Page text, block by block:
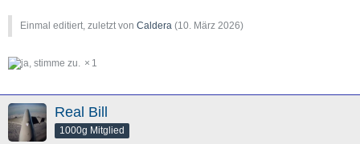
Einmal editiert, zuletzt von Caldera (10. März 2026)
1
Real Bill
1000g Mitglied